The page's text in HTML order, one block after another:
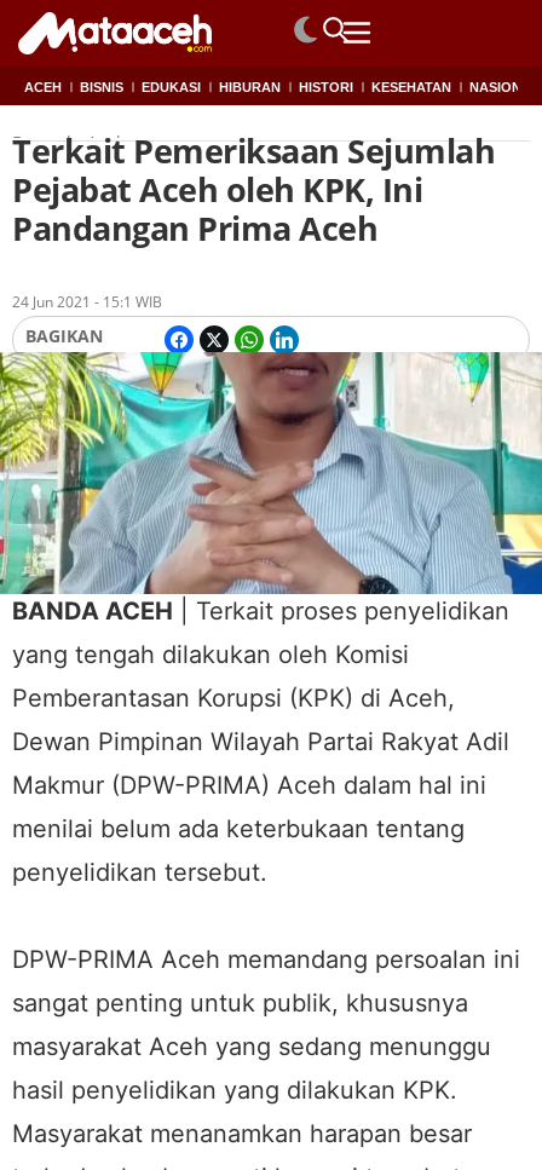
ACEH BISNIS EDUKASI HIBURAN HISTORI KESEHATAN NASIONAL
Beranda Aceh
Terkait Pemeriksaan Sejumlah
Pejabat Aceh oleh KPK, Ini
Pandangan Prima Aceh
OlehRedaksi
24 Jun 2021 - 15:1 WIB
BAGIKAN
BANDA ACEH | Terkait proses penyelidikan
yang tengah dilakukan oleh Komisi
Pemberantasan Korupsi (KPK) di Aceh,
Dewan Pimpinan Wilayah Partai Rakyat Adil
Makmur (DPW-PRIMA) Aceh dalam hal ini
menilai belum ada keterbukaan tentang
penyelidikan tersebut.
DPW-PRIMA Aceh memandang persoalan ini
sangat penting untuk publik, khususnya
masyarakat Aceh yang sedang menunggu
hasil penyelidikan yang dilakukan KPK.
Masyarakat menanamkan harapan besar